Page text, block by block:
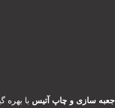
جعبه سازی و چاپ آتیس با بهره